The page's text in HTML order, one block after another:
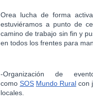
Orea lucha de forma
estuviéramos a punto de
camino de trabajo sin fin y
en todos los frentes para
-Organización de
como SOS Mundo Rural con
locales.